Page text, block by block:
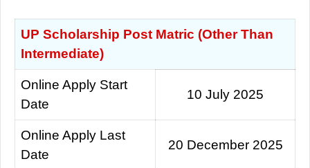
UP Scholarship Post Matric (Other Than
Intermediate)
Online Apply Start
Date
10 July 2025
Online Apply Last
Date
20 December 2025